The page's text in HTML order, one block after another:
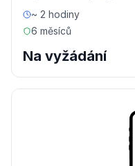
~ 2 hodiny
6 měsíců
Na vyžádání